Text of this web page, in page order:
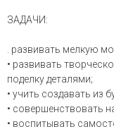
ЗАДАЧИ:
. развивать мелкую
• развивать
поделку деталями;
• учить создавать из
• совершенствовать
• воспитывать